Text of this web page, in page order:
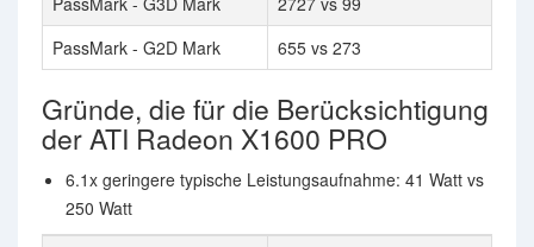
PassMark - G2D Mark
655 vs 273
Gründe, die für die Berücksichtigung
der ATI Radeon X1600 PRO
6.1x geringere typische Leistungsaufnahme: 41 Watt vs
250 Watt